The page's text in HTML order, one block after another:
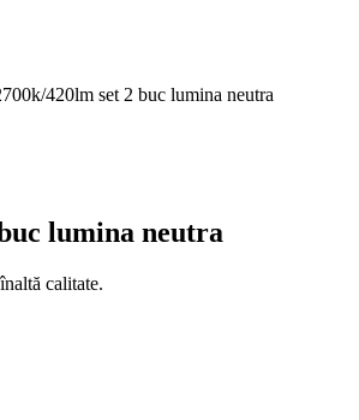
420lm set 2 buc lumina neutra
lumina neutra
calitate.